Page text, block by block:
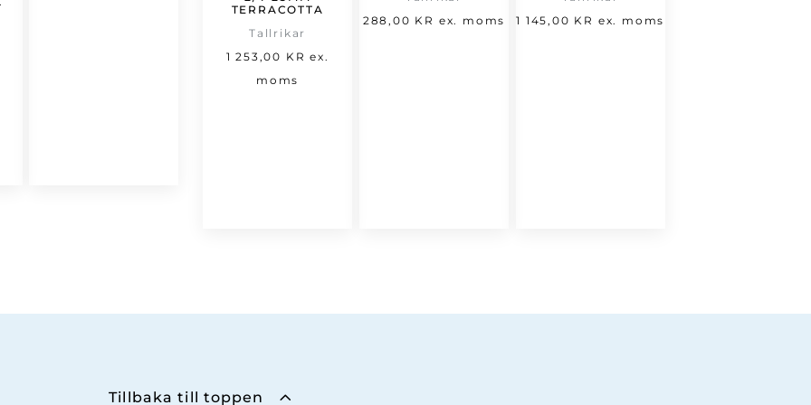
TERRACOTTA
Tallrikar
1 253,00 KR ex.
moms
288,00 KR ex. moms
1 145,00 KR ex. moms
Tillbaka till toppen